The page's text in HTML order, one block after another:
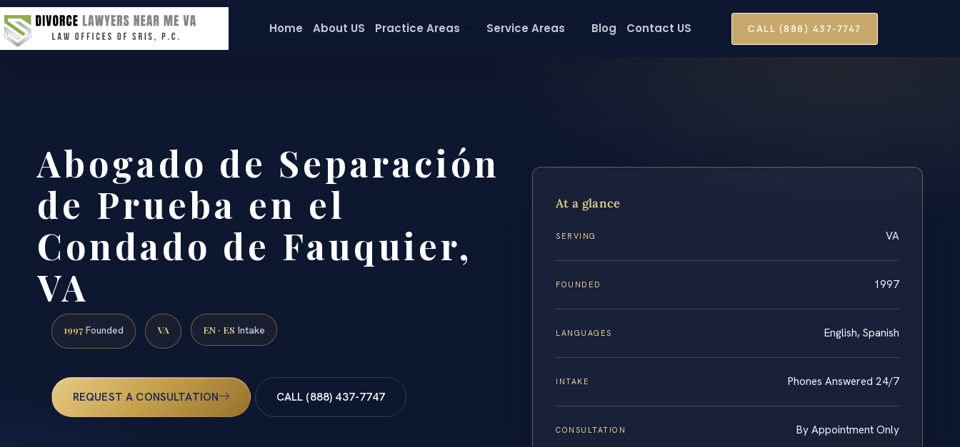
Home About US Practice Areas Service Areas Blog Contact US CALL (888) 437-7747
Abogado de Separación
de Prueba en el
Condado de Fauquier,
VA
1997 Founded VA EN · ES Intake
REQUEST A CONSULTATION CALL (888) 437-7747
At a glance
SERVING VA
FOUNDED 1997
LANGUAGES English, Spanish
INTAKE Phones Answered 24/7
CONSULTATION By Appointment Only